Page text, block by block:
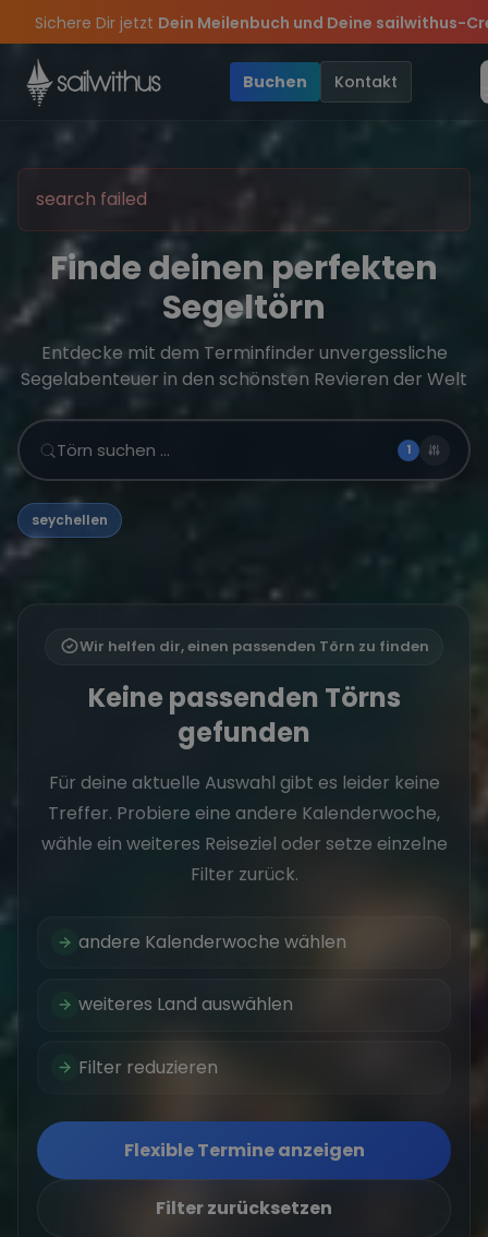
Skip to content
Mit CodeYachtsicherst du dir300€ Rabattauf alle Privaten
Sichere Dir jetzt Dein Meilenbuch und Deine sailwithus-
Insider-Tippsund exklusive Angebote mehr Sowie
2026!Die Saison war legendär – wir feiern die Törns, die
Buchen
Kontakt
search failed
Finde deinen perfekten
Segeltörn
Entdecke mit dem Terminfinder unvergessliche
Segelabenteuer in den schönsten Revieren der Welt
Törn suchen … 1
seychellen
Wir helfen dir, einen passenden Törn zu finden
Keine passenden Törns
gefunden
Für deine aktuelle Auswahl gibt es leider keine
Treffer. Probiere eine andere Kalenderwoche,
wähle ein weiteres Reiseziel oder setze einzelne
Filter zurück.
andere Kalenderwoche wählen
weiteres Land auswählen
Filter reduzieren
Flexible Termine anzeigen
Filter zurücksetzen